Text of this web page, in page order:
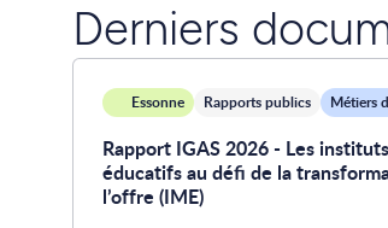
Derniers
Essonne Rapports publics Métiers
Rapport IGAS 2026 - Les
éducatifs au défi de la
l’offre (IME)